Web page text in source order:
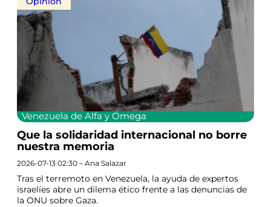
Venezuela de Alfa y Omega
Que la solidaridad internacional no borre
nuestra memoria
2026-07-13 02:30 – Ana Salazar
Tras el terremoto en Venezuela, la ayuda de expertos
israelíes abre un dilema ético frente a las denuncias de
la ONU sobre Gaza.